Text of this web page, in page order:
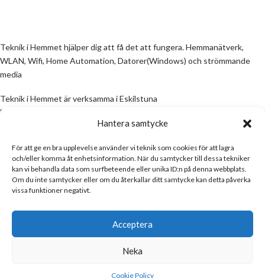
Hantera samtycke
För att ge en bra upplevelse använder vi teknik som cookies för att lagra
och/eller komma åt enhetsinformation. När du samtycker till dessa tekniker
kan vi behandla data som surfbeteende eller unika ID:n på denna webbplats.
Om du inte samtycker eller om du återkallar ditt samtycke kan detta påverka
vissa funktioner negativt.
Acceptera
Neka
Cookie Policy
Teknik i Hemmet hjälper dig att få det att fungera. Hemmanätverk,
WLAN, Wifi, Home Automation, Datorer(Windows) och strömmande
media
Teknik i Hemmet är verksamma i Eskilstuna
Email:
All information på denna sida skall ses som en guide, inte en manual. Om
information på sidan inte stämmer och/eller är felaktig, skicka gärna ett
mail
Teknik i Hemmet Copyright © 2017